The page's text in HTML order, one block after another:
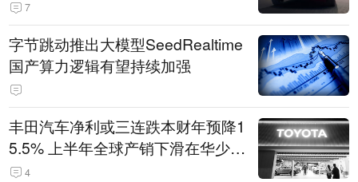
7
字节跳动推出大模型SeedRealtime
国产算力逻辑有望持续加强
丰田汽车净利或三连跌本财年预降1
5.5% 上半年全球产销下滑在华少卖
14.3万辆
4